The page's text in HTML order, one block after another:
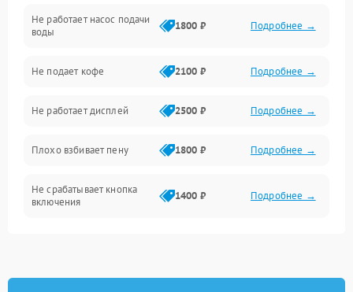
Проблемы с водой
Проблемы с капучинатором и паром
Управление и электроника
Программное обеспечение
Не работает насос подачи
воды
1800 ₽ Подробнее →
Не подает кофе 2100 ₽ Подробнее →
Не работает дисплей 2500 ₽ Подробнее →
Плохо взбивает пену 1800 ₽ Подробнее →
Не срабатывает кнопка
включения
1400 ₽ Подробнее →
Постоянные сбои в работе 1500 ₽ Подробнее →